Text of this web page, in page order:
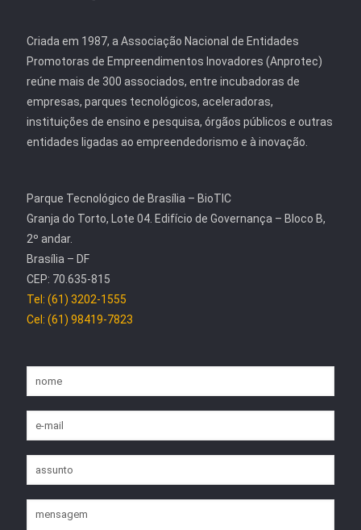
Criada em 1987, a Associação Nacional de Entidades
Promotoras de Empreendimentos Inovadores (Anprotec)
reúne mais de 300 associados, entre incubadoras de
empresas, parques tecnológicos, aceleradoras,
instituições de ensino e pesquisa, órgãos públicos e outras
entidades ligadas ao empreendedorismo e à inovação.
Parque Tecnológico de Brasília – BioTIC
Granja do Torto, Lote 04. Edifício de Governança – Bloco B,
2º andar.
Brasília – DF
CEP: 70.635-815
Tel: (61) 3202-1555
Cel: (61) 98419-7823